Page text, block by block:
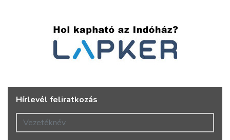
Hírlevél feliratkozás
Vezetéknév